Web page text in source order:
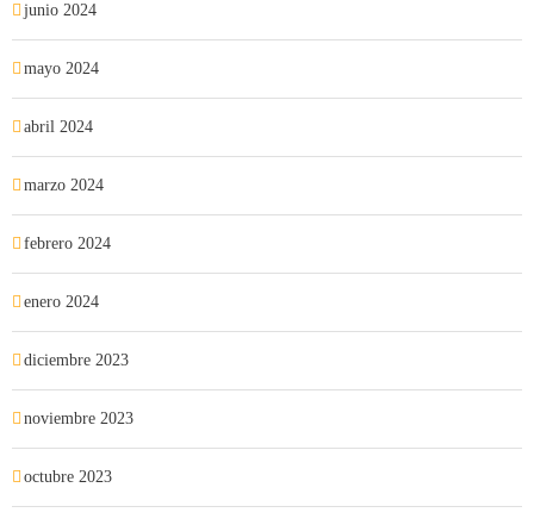
junio 2024
mayo 2024
abril 2024
marzo 2024
febrero 2024
enero 2024
diciembre 2023
noviembre 2023
octubre 2023